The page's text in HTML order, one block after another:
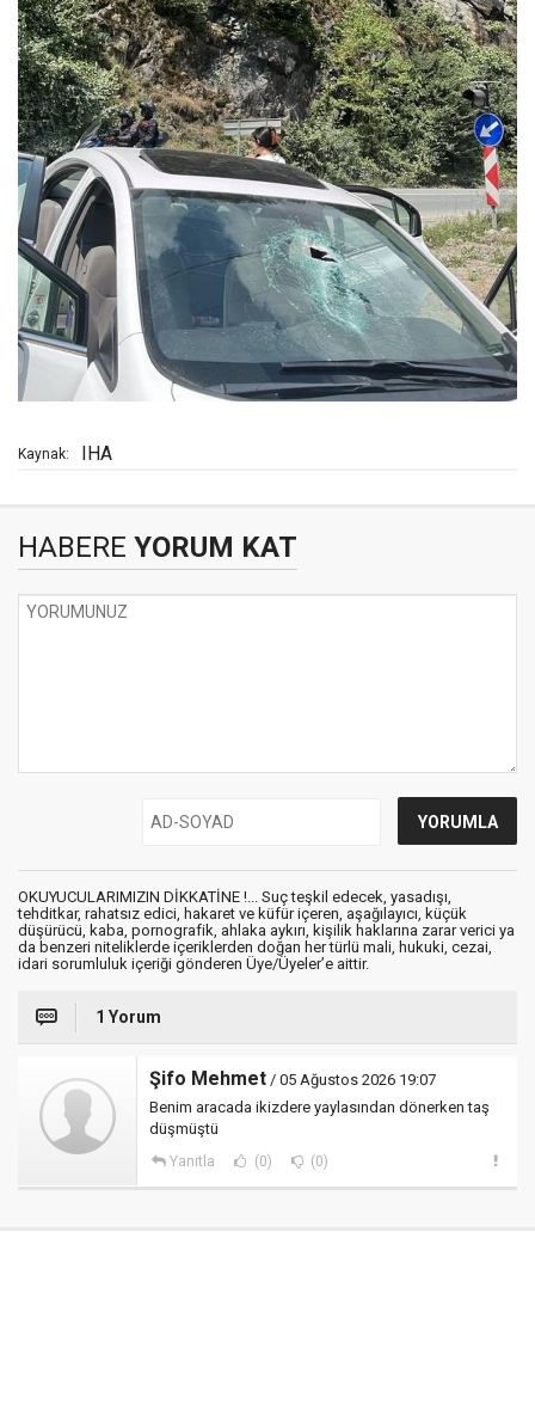
Kaynak: IHA
HABERE YORUM KAT
OKUYUCULARIMIZIN DİKKATİNE !... Suç teşkil edecek, yasadışı,
tehditkar, rahatsız edici, hakaret ve küfür içeren, aşağılayıcı, küçük
düşürücü, kaba, pornografik, ahlaka aykırı, kişilik haklarına zarar verici ya
da benzeri niteliklerde içeriklerden doğan her türlü mali, hukuki, cezai,
idari sorumluluk içeriği gönderen Üye/Üyeler’e aittir.
1 Yorum
Şifo Mehmet / 05 Ağustos 2026 19:07
Benim aracada ikizdere yaylasından dönerken taş
düşmüştü
Yanıtla (0) (0)